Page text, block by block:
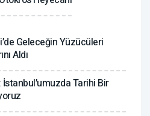
Geleceğin Yüzücüleri
Aldı
İstanbul’umuzda Tarihi Bir